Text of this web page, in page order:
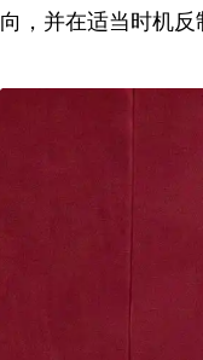
向，并在适当时机